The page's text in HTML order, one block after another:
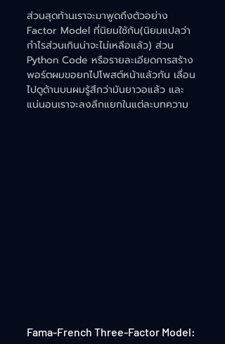
ส่วนสุดท้านเราจะมาพูดถึงตัวอย่าง
Factor Model ที่นิยมใช้กัน(นิยมแปลว่า
กำไรส่วนเกินน่าจะไม่เหลือแล้ว) ส่วน
Python Code หรือรายละเอียดการสร้าง
พอร์ตผมขอยกไปโพสต์หน้าแล้วกัน เลื่อน
ไปดูด้านบนผมรู้สึกว่ามันยาวอแล้ว และ
แน่นอนเราจะลงลึกแยกในแต่ละบทความ
Fama-French Three-Factor Model: